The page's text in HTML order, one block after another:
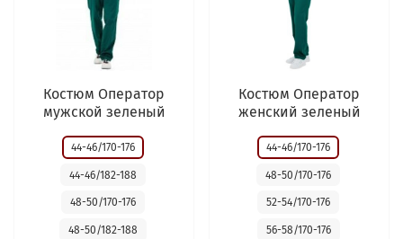
Костюм Оператор
мужской зеленый
44-46/170-176
44-46/182-188
48-50/170-176
48-50/182-188
Костюм Оператор
женский зеленый
44-46/170-176
48-50/170-176
52-54/170-176
56-58/170-176